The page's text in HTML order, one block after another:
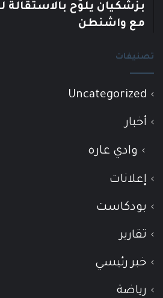
بزشكيان يلوّح
مع واشنطن
تصنيفات
Uncategorized
أخبار
وادي عاره
إعلانات
بودكاست
تقارير
خبر رئيسي
رياضة